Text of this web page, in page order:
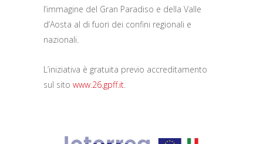
l’immagine del Gran Paradiso e della Valle
d’Aosta al di fuori dei confini regionali e
nazionali.
L’iniziativa è gratuita previo accreditamento
sul sito www.26.gpff.it.